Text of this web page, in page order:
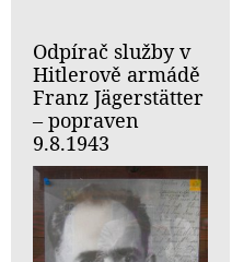
Odpírač služby v
Hitlerově armádě
Franz Jägerstätter
– popraven
9.8.1943